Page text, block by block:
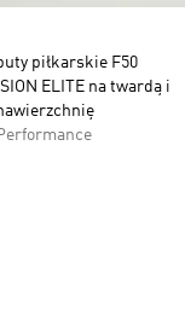
piłkarskie F50
ELITE na twardą i